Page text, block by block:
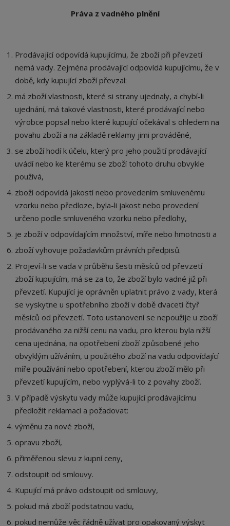
Práva z vadného plnění
Prodávající odpovídá kupujícímu, že zboží při převzetí
nemá vady. Zejména prodávající odpovídá kupujícímu, že v
době, kdy kupující zboží převzal:
má zboží vlastnosti, které si strany ujednaly, a chybí-li
ujednání, má takové vlastnosti, které prodávající nebo
výrobce popsal nebo které kupující očekával s ohledem na
povahu zboží a na základě reklamy jimi prováděné,
se zboží hodí k účelu, který pro jeho použití prodávající
uvádí nebo ke kterému se zboží tohoto druhu obvykle
používá,
zboží odpovídá jakostí nebo provedením smluvenému
vzorku nebo předloze, byla-li jakost nebo provedení
určeno podle smluveného vzorku nebo předlohy,
je zboží v odpovídajícím množství, míře nebo hmotnosti a
zboží vyhovuje požadavkům právních předpisů.
Projeví-li se vada v průběhu šesti měsíců od převzetí
zboží kupujícím, má se za to, že zboží bylo vadné již při
převzetí. Kupující je oprávněn uplatnit právo z vady, která
se vyskytne u spotřebního zboží v době dvaceti čtyř
měsíců od převzetí. Toto ustanovení se nepoužije u zboží
prodávaného za nižší cenu na vadu, pro kterou byla nižší
cena ujednána, na opotřebení zboží způsobené jeho
obvyklým užíváním, u použitého zboží na vadu odpovídající
míře používání nebo opotřebení, kterou zboží mělo při
převzetí kupujícím, nebo vyplývá-li to z povahy zboží.
V případě výskytu vady může kupující prodávajícímu
předložit reklamaci a požadovat:
výměnu za nové zboží,
opravu zboží,
přiměřenou slevu z kupní ceny,
odstoupit od smlouvy.
Kupující má právo odstoupit od smlouvy,
pokud má zboží podstatnou vadu,
pokud nemůže věc řádně užívat pro opakovaný výskyt